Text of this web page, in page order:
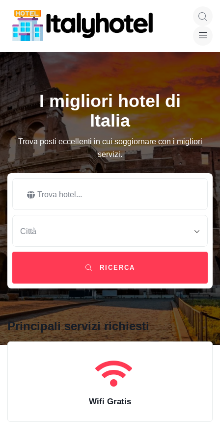
I migliori hotel di
Italia
Trova posti eccellenti in cui soggiornare con i migliori
servizi.
RICERCA
Principali servizi richiesti
Wifi Gratis